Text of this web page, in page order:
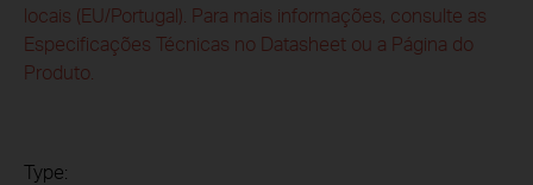
locais (EU/Portugal). Para mais informações, consulte as
Especificações Técnicas no Datasheet ou a Página do
Produto.
Type: